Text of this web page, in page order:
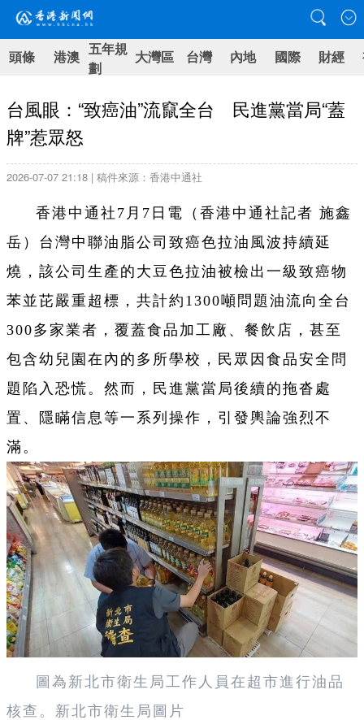
頭條 港澳 五年規
劃
大灣區 台灣 內地 國際 財經
台風眼：“致癌油”流竄全台 民進黨當局“蓋
牌”惹眾怒
2026-07-07 21:18 | 稿件來源：香港中通社
香港中通社7月7日電（ 香港中通社記者 施鑫
岳） 台灣中聯油脂公司致癌色拉油風波持續延
燒，該公司生產的大豆色拉油被檢出一級致癌物
苯並芘嚴重超標，共計約1300噸問題油流向全台
300多家業者，覆蓋食品加工廠、餐飲店，甚至
包含幼兒園在內的多所學校，民眾因食品安全問
題陷入恐慌。然而，民進黨當局後續的拖沓處
置、隱瞞信息等一系列操作，引發輿論強烈不
滿。
圖為新北市衛生局工作人員在超市進行油品
核查。新北市衛生局圖片